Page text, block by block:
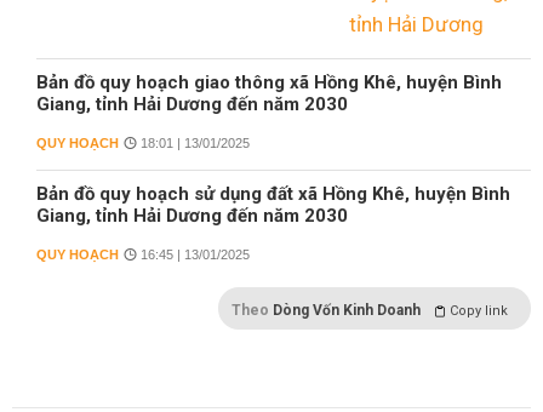
Bản đồ quy hoạch giao thông xã Hồng Khê, huyện Bình
Giang, tỉnh Hải Dương đến năm 2030
QUY HOẠCH 18:01 | 13/01/2025
Bản đồ quy hoạch sử dụng đất xã Hồng Khê, huyện Bình
Giang, tỉnh Hải Dương đến năm 2030
QUY HOẠCH 16:45 | 13/01/2025
Theo Dòng Vốn Kinh Doanh Copy link